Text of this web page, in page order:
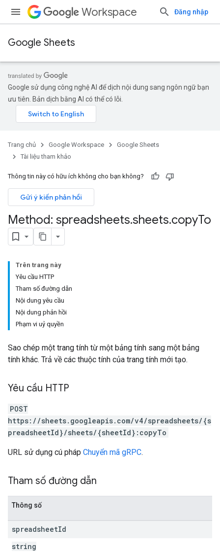
Workspace Đăng nhập
Google Sheets
Google sử dụng công nghệ AI để dịch nội dung sang ngôn ngữ bạn
ưu tiên. Bản dịch bằng AI có thể có lỗi.
Trang chủ Google Workspace
Google Sheets
Tài liệu tham khảo
Thông tin này có hữu ích không cho bạn không?
Gửi ý kiến phản hồi
Method: spreadsheets.sheets.copyTo
Trên trang này
Yêu cầu HTTP
Tham số đường dẫn
Nội dung yêu cầu
Nội dung phản hồi
Phạm vi uỷ quyền
Sao chép một trang tính từ một bảng tính sang một bảng
tính khác. Trả về các thuộc tính của trang tính mới tạo.
Yêu cầu HTTP
POST
https://sheets.googleapis.com/v4/spreadsheets/{s
preadsheetId}/sheets/{sheetId}:copyTo
URL sử dụng cú pháp Chuyển mã gRPC.
Tham số đường dẫn
Thông số
spreadsheetId
string